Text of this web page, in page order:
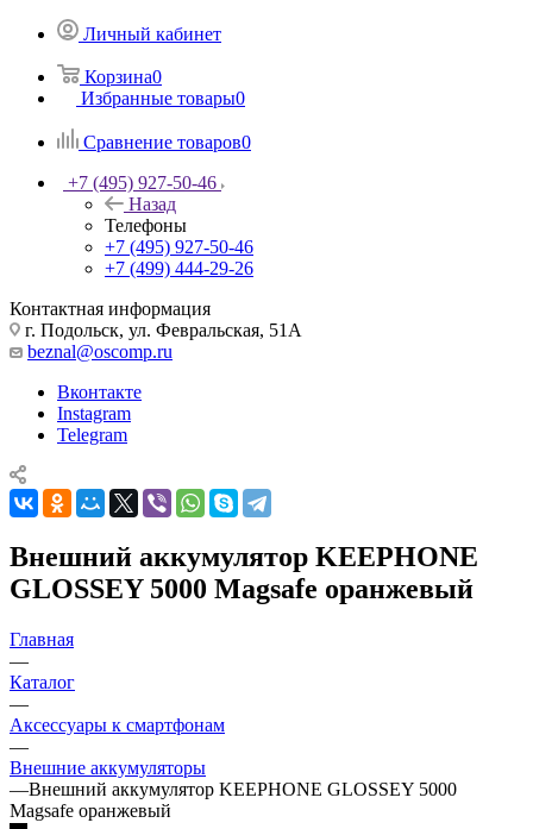
Личный кабинет
Корзина0
Избранные товары0
Сравнение товаров0
+7 (495) 927-50-46
Назад
Телефоны
+7 (495) 927-50-46
+7 (499) 444-29-26
Контактная информация
г. Подольск, ул. Февральская, 51А
beznal@oscomp.ru
Вконтакте
Instagram
Telegram
Внешний аккумулятор KEEPHONE
GLOSSEY 5000 Magsafe оранжевый
Главная
—
Каталог
—
Аксессуары к смартфонам
—
Внешние аккумуляторы
—Внешний аккумулятор KEEPHONE GLOSSEY 5000
Magsafe оранжевый